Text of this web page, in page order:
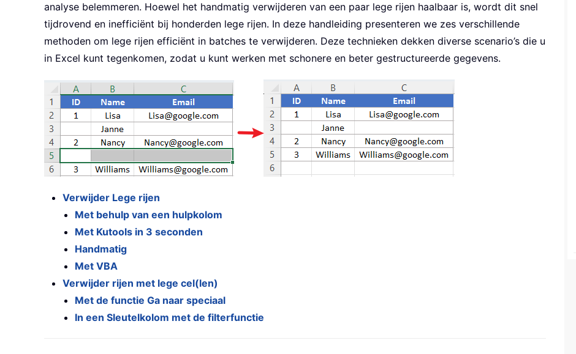
analyse belemmeren. Hoewel het handmatig verwijderen van een paar lege rijen haalbaar is, wordt dit snel
tijdrovend en inefficiënt bij honderden lege rijen. In deze handleiding presenteren we zes verschillende
methoden om lege rijen efficiënt in batches te verwijderen. Deze technieken dekken diverse scenario’s die u
in Excel kunt tegenkomen, zodat u kunt werken met schonere en beter gestructureerde gegevens.
Verwijder Lege rijen
Met behulp van een hulpkolom
Met Kutools in 3 seconden
Handmatig
Met VBA
Verwijder rijen met lege cel(len)
Met de functie Ga naar speciaal
In een Sleutelkolom met de filterfunctie